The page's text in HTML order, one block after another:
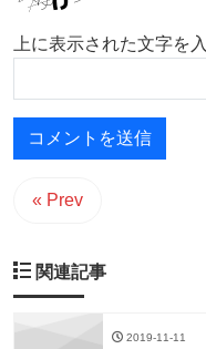
上に表示された文字を
« Prev
関連記事
2019-11-11